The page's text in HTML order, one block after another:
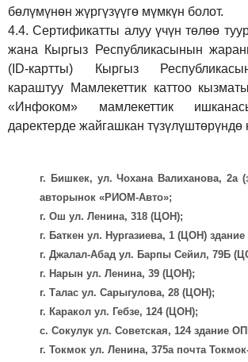
бөлүмүнөн жүргүзүүгө мүмкүн болот.
4.4.Сертификатты алуу үчүн төлөө
жана Кыргыз Республикасынын
(ID-картты) Кыргыз
караштуу Мамлекеттик каттоо
«Инфоком» мамлекеттик
даректерде жайгашкан түзүлүштөрүндө
г. Бишкек, ул. Чохана Валиханова, 2а
авторынок «РИОМ-Авто»;
г. Ош ул. Ленина, 318 (ЦОН);
г. Баткен ул. Нургазиева, 1 (ЦОН)
г. Джалал-Абад ул. Барпы Сейил, 79Б
г. Нарын ул. Ленина, 39 (ЦОН);
г. Талас ул. Сарыгулова, 28 (ЦОН);
г. Каракол ул. Гебзе, 124 (ЦОН);
с. Сокулук ул. Советская, 124 здание
г. Токмок ул. Ленина, 375а почта